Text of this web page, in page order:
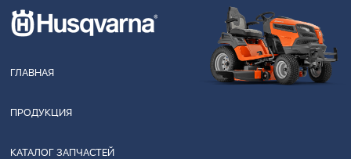
ГЛАВНАЯ
ПРОДУКЦИЯ
КАТАЛОГ ЗАПЧАСТЕЙ